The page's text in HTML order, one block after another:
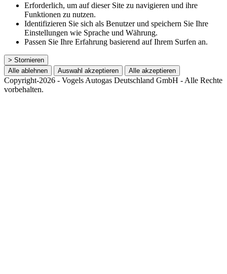
Erforderlich, um auf dieser Site zu navigieren und ihre
Funktionen zu nutzen.
Identifizieren Sie sich als Benutzer und speichern Sie Ihre
Einstellungen wie Sprache und Währung.
Passen Sie Ihre Erfahrung basierend auf Ihrem Surfen an.
> Stornieren
Alle ablehnen
Auswahl akzeptieren Alle akzeptieren
Copyright-2026 - Vogels Autogas Deutschland GmbH - Alle Rechte
vorbehalten.